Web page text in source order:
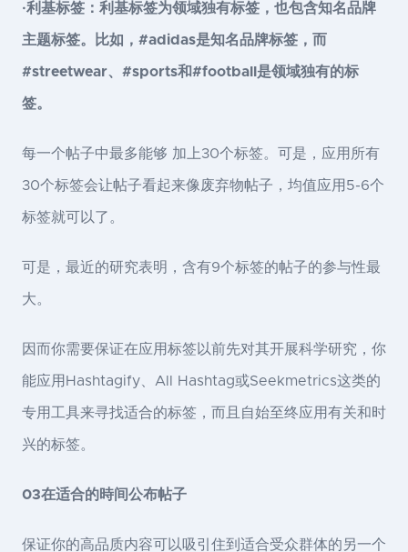
·利基标签：利基标签为领域独有标签，也包含知名品牌
主题标签。比如，#adidas是知名品牌标签，而
#streetwear、#sports和#football是领域独有的标
签。
每一个帖子中最多能够 加上30个标签。可是，应用所有
30个标签会让帖子看起来像废弃物帖子，均值应用5-6个
标签就可以了。
可是，最近的研究表明，含有9个标签的帖子的参与性最
大。
因而你需要保证在应用标签以前先对其开展科学研究，你
能应用Hashtagify、All Hashtag或Seekmetrics这类的
专用工具来寻找适合的标签，而且自始至终应用有关和时
兴的标签。
03在适合的時间公布帖子
保证你的高品质内容可以吸引住到适合受众群体的另一个